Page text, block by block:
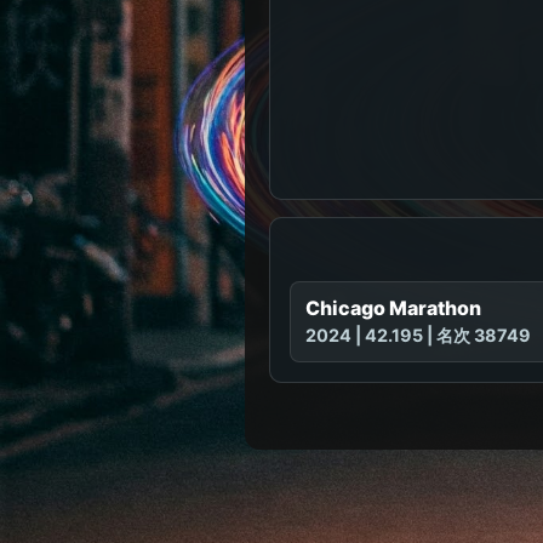
Chicago Marathon
2024 | 42.195 | 名次 38749